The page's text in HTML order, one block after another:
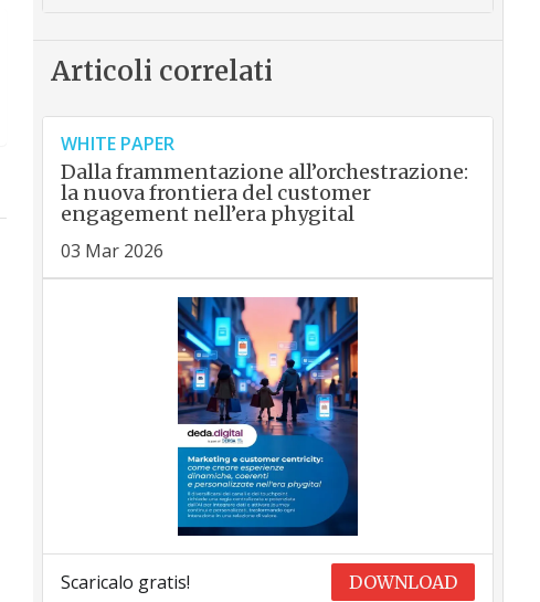
Articoli correlati
WHITE PAPER
Dalla frammentazione all’orchestrazione:
la nuova frontiera del customer
engagement nell’era phygital
03 Mar 2026
Scaricalo gratis! DOWNLOAD